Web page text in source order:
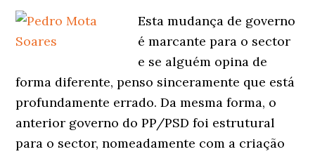
Esta mudança de governo
é marcante para o sector
e se alguém opina de
forma diferente, penso sinceramente que está
profundamente errado. Da mesma forma, o
anterior governo do PP/PSD foi estrutural
para o sector, nomeadamente com a criação